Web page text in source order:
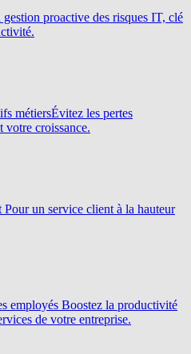
gestion proactive des risques IT, clé
métiersÉvitez les pertes
croissance.
Pour un service client à la hauteur
employés Boostez la productivité
de votre entreprise.